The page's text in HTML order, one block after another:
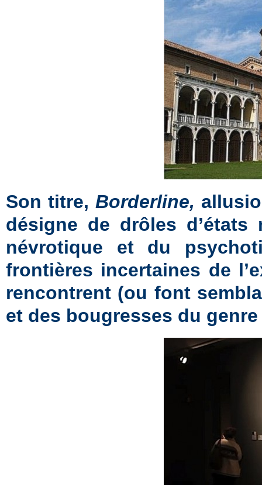
Son titre, Borderline,
désigne de drôles
névrotique et du
frontières incertaines de
rencontrent (ou font
et des bougresses du